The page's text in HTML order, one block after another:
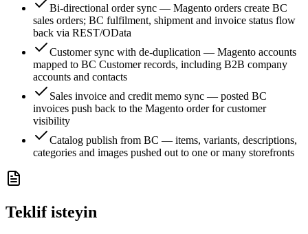
Bi-directional order sync — Magento orders create BC
sales orders; BC fulfilment, shipment and invoice status flow
back via REST/OData
Customer sync with de-duplication — Magento accounts
mapped to BC Customer records, including B2B company
accounts and contacts
Sales invoice and credit memo sync — posted BC
invoices push back to the Magento order for customer
visibility
Catalog publish from BC — items, variants, descriptions,
categories and images pushed out to one or many storefronts
Teklif isteyin